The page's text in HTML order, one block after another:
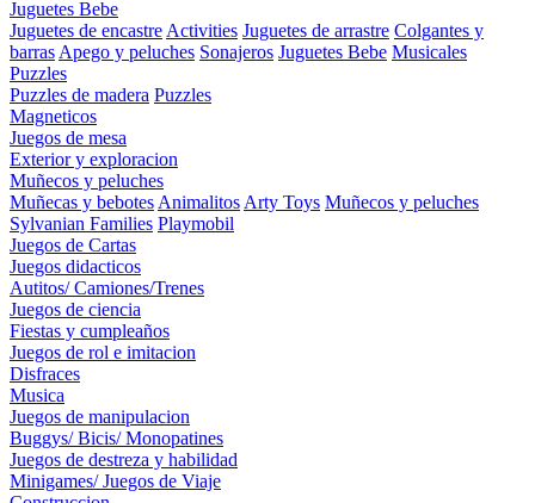
Juguetes Bebe
Juguetes de encastre Activities Juguetes de arrastre Colgantes y
barras Apego y peluches Sonajeros Juguetes Bebe Musicales
Puzzles
Puzzles de madera Puzzles
Magneticos
Juegos de mesa
Exterior y exploracion
Muñecos y peluches
Muñecas y bebotes Animalitos Arty Toys Muñecos y peluches
Sylvanian Families Playmobil
Juegos de Cartas
Juegos didacticos
Autitos/ Camiones/Trenes
Juegos de ciencia
Fiestas y cumpleaños
Juegos de rol e imitacion
Disfraces
Musica
Juegos de manipulacion
Buggys/ Bicis/ Monopatines
Juegos de destreza y habilidad
Minigames/ Juegos de Viaje